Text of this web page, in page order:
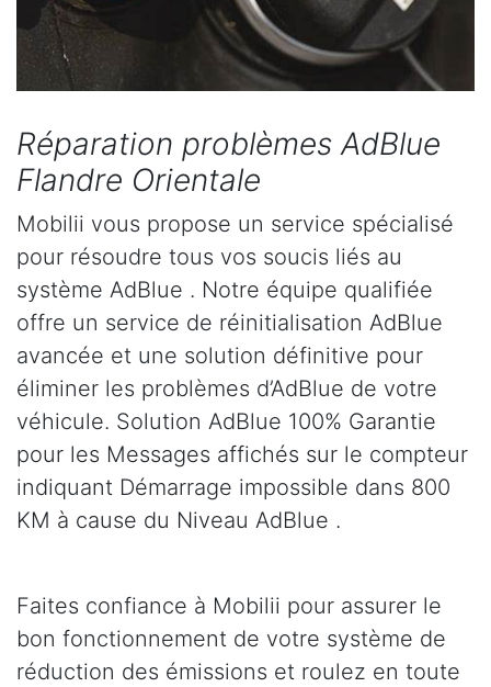
Réparation problèmes AdBlue
Flandre Orientale
Mobilii vous propose un service spécialisé
pour résoudre tous vos soucis liés au
système AdBlue . Notre équipe qualifiée
offre un service de réinitialisation AdBlue
avancée et une solution définitive pour
éliminer les problèmes d’AdBlue de votre
véhicule. Solution AdBlue 100% Garantie
pour les Messages affichés sur le compteur
indiquant Démarrage impossible dans 800
KM à cause du Niveau AdBlue .
Faites confiance à Mobilii pour assurer le
bon fonctionnement de votre système de
réduction des émissions et roulez en toute